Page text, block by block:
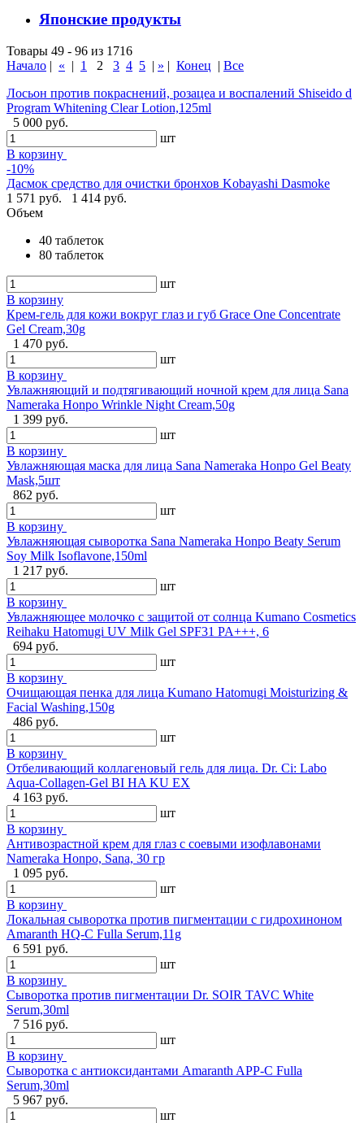
Японские продукты
Товары 49 - 96 из 1716
Начало | « | 1 2 3 4 5 | » | Конец | Все
Лосьон против покраснений, розацеа и воспалений Shiseido d
Program Whitening Clear Lotion,125ml
5 000 руб.
шт
В корзину
-10%
Дасмок средство для очистки бронхов Kobayashi Dasmoke
1 571 руб.
1 414 руб.
Объем
40 таблеток
80 таблеток
шт
В корзину
Крем-гель для кожи вокруг глаз и губ Grace One Concentrate
Gel Cream,30g
1 470 руб.
шт
В корзину
Увлажняющий и подтягивающий ночной крем для лица Sana
Nameraka Honpo Wrinkle Night Cream,50g
1 399 руб.
шт
В корзину
Увлажняющая маска для лица Sana Nameraka Honpo Gel Beaty
Mask,5шт
862 руб.
шт
В корзину
Увлажняющая сыворотка Sana Nameraka Honpo Beaty Serum
Soy Milk Isoflavone,150ml
1 217 руб.
шт
В корзину
Увлажняющее молочко с защитой от солнца Kumano Cosmetics
Reihaku Hatomugi UV Milk Gel SPF31 PA+++, 6
694 руб.
шт
В корзину
Очищающая пенка для лица Kumano Hatomugi Moisturizing &
Facial Washing,150g
486 руб.
шт
В корзину
Отбеливающий коллагеновый гель для лица. Dr. Ci: Labo
Aqua-Collagen-Gel BI HA KU EX
4 163 руб.
шт
В корзину
Антивозрастной крем для глаз с соевыми изофлавонами
Nameraka Honpo, Sana, 30 гр
1 095 руб.
шт
В корзину
Локальная сыворотка против пигментации с гидрохиноном
Amaranth HQ-C Fulla Serum,11g
6 591 руб.
шт
В корзину
Сыворотка против пигментации Dr. SOIR TAVC White
Serum,30ml
7 516 руб.
шт
В корзину
Сыворотка с антиоксидантами Amaranth APP-С Fulla
Serum,30ml
5 967 руб.
шт